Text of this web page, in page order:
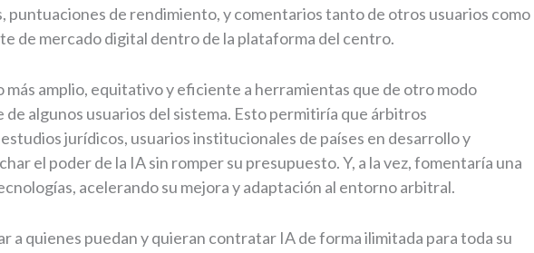
puntuaciones de rendimiento, y comentarios tanto de otros usuarios como
de mercado digital dentro de la plataforma del centro.
más amplio, equitativo y eficiente a herramientas que de otro modo
algunos usuarios del sistema. Esto permitiría que árbitros
jurídicos, usuarios institucionales de países en desarrollo y
el poder de la IA sin romper su presupuesto. Y, a la vez, fomentaría una
acelerando su mejora y adaptación al entorno arbitral.
a quienes puedan y quieran contratar IA de forma ilimitada para toda su